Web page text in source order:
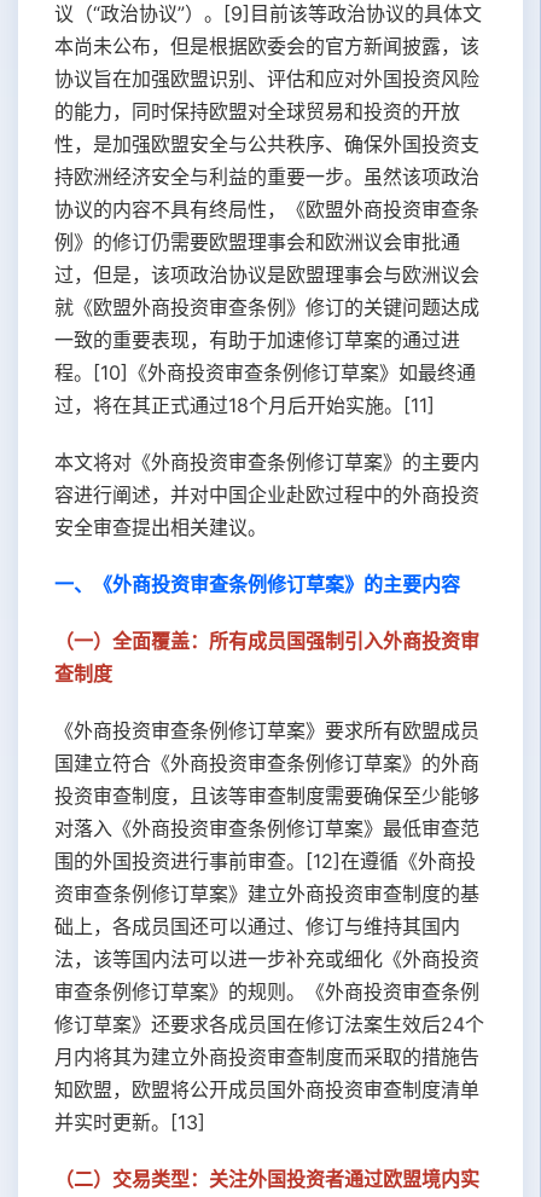
议（“政治协议”）。[9]目前该等政治协议的具体文
本尚未公布，但是根据欧委会的官方新闻披露，该
协议旨在加强欧盟识别、评估和应对外国投资风险
的能力，同时保持欧盟对全球贸易和投资的开放
性，是加强欧盟安全与公共秩序、确保外国投资支
持欧洲经济安全与利益的重要一步。虽然该项政治
协议的内容不具有终局性，《欧盟外商投资审查条
例》的修订仍需要欧盟理事会和欧洲议会审批通
过，但是，该项政治协议是欧盟理事会与欧洲议会
就《欧盟外商投资审查条例》修订的关键问题达成
一致的重要表现，有助于加速修订草案的通过进
程。[10]《外商投资审查条例修订草案》如最终通
过，将在其正式通过18个月后开始实施。[11]
本文将对《外商投资审查条例修订草案》的主要内
容进行阐述，并对中国企业赴欧过程中的外商投资
安全审查提出相关建议。
一、《外商投资审查条例修订草案》的主要内容
（一）全面覆盖：所有成员国强制引入外商投资审
查制度
《外商投资审查条例修订草案》要求所有欧盟成员
国建立符合《外商投资审查条例修订草案》的外商
投资审查制度，且该等审查制度需要确保至少能够
对落入《外商投资审查条例修订草案》最低审查范
围的外国投资进行事前审查。[12]在遵循《外商投
资审查条例修订草案》建立外商投资审查制度的基
础上，各成员国还可以通过、修订与维持其国内
法，该等国内法可以进一步补充或细化《外商投资
审查条例修订草案》的规则。《外商投资审查条例
修订草案》还要求各成员国在修订法案生效后24个
月内将其为建立外商投资审查制度而采取的措施告
知欧盟，欧盟将公开成员国外商投资审查制度清单
并实时更新。[13]
（二）交易类型：关注外国投资者通过欧盟境内实